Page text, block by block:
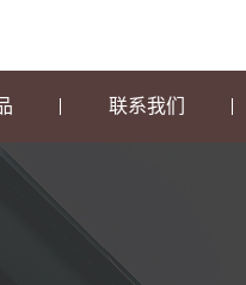
联系我们